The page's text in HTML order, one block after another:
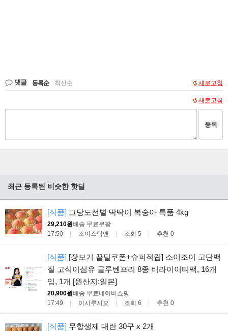
댓글 등록순 최신순 새로고침
새로고침
등록
최근 등록된 비슷한 핫딜
[식품] 고당도선별 딱딱이 복숭아 특품 4kg
29,210원배송 무료 쿠팡
17:50
조이스틱맨 조회 5 추천 0
[식품] [장보기 끝딜쿠폰+슈퍼적립] 소이조이 고단백
질 고식이섬유 글루텐프리 8종 버라이어티팩, 16개
입, 1개 [원산지:일본]
20,900원배송 무료네이버쇼핑
17:49
이시루시오 조회 6 추천 0
[식품] 무항생제 대란 30구 x 2개